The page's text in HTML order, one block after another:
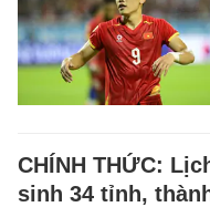
CHÍNH THỨC:
sinh 34 tỉnh,